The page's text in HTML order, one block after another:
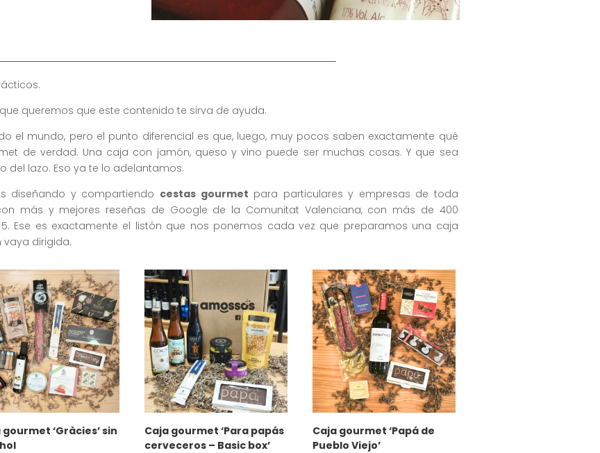
queremos que este contenido te sirva de ayuda.
el mundo, pero el punto diferencial es que, luego, muy pocos saben exactamente qué
de verdad. Una caja con jamón, queso y vino puede ser muchas cosas. Y que sea
lazo. Eso ya te lo adelantamos.
diseñando y compartiendo cestas gourmet para particulares y empresas de toda
más y mejores reseñas de Google de la Comunitat Valenciana, con más de 400
Ese es exactamente el listón que nos ponemos cada vez que preparamos una caja
vaya dirigida.
gourmet ‘Gràcies’ sin
Caja gourmet ‘Para papás
cerveceros – Basic box’
Caja gourmet ‘Papá de
Pueblo Viejo’